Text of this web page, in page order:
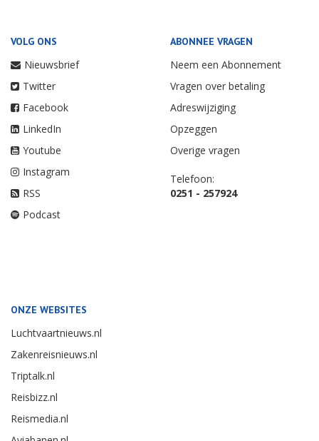
VOLG ONS
Nieuwsbrief
Twitter
Facebook
LinkedIn
Youtube
Instagram
RSS
Podcast
ABONNEE VRAGEN
Neem een Abonnement
Vragen over betaling
Adreswijziging
Opzeggen
Overige vragen
Telefoon:
0251 - 257924
ONZE WEBSITES
Luchtvaartnieuws.nl
Zakenreisnieuws.nl
Triptalk.nl
Reisbizz.nl
Reismedia.nl